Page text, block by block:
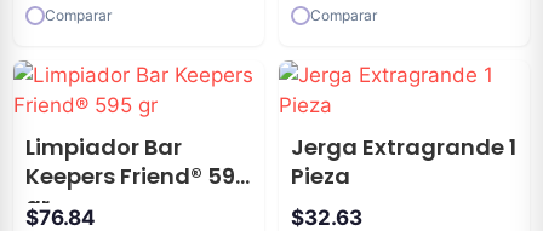
Comparar Comparar
Limpiador Bar
Keepers Friend® 595
gr
$76.84
Jerga Extragrande 1
Pieza
$32.63